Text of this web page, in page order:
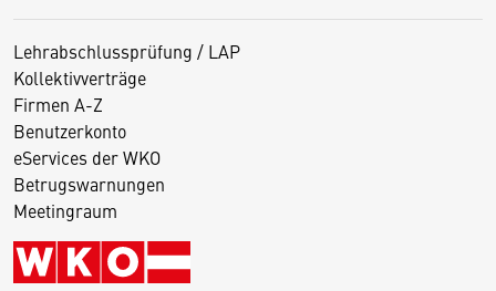
Lehrabschlussprüfung / LAP
Kollektivverträge
Firmen A-Z
Benutzerkonto
eServices der WKO
Betrugswarnungen
Meetingraum